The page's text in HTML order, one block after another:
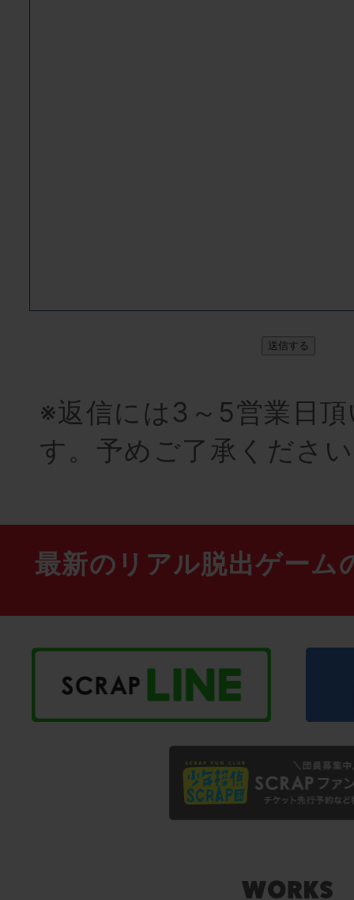
送信する
※返信には3～5営業日
す。予めご了承くださ
最新のリアル脱出ゲーム